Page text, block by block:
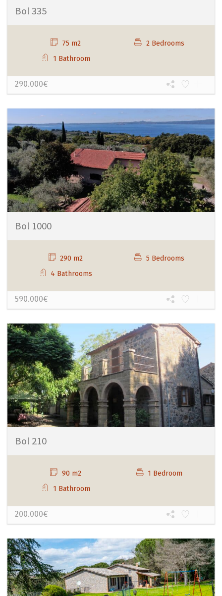
Bol 335
75 m2
2 Bedrooms
1 Bathroom
290.000€
Bol 1000
290 m2
5 Bedrooms
4 Bathrooms
590.000€
Bol 210
90 m2
1 Bedroom
1 Bathroom
200.000€